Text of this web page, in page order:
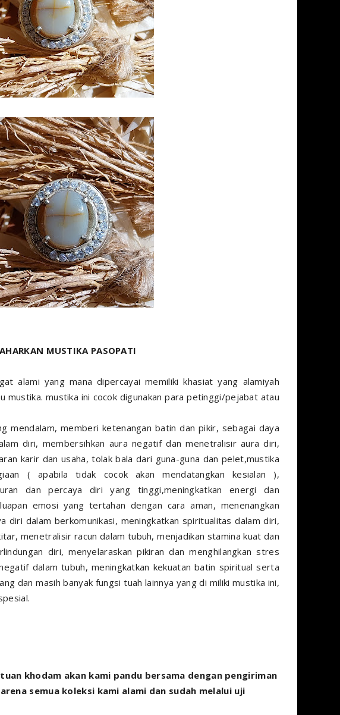
MUSTIKA PASOPATI
alami yang mana dipercayai memiliki khasiat yang alamiyah
mustika. mustika ini cocok digunakan para petinggi/pejabat atau
mendalam, memberi ketenangan batin dan pikir, sebagai daya
diri, membersihkan aura negatif dan menetralisir aura diri,
karir dan usaha, tolak bala dari guna-guna dan pelet,mustika
( apabila tidak cocok akan mendatangkan kesialan ),
dan percaya diri yang tinggi,meningkatkan energi dan
emosi yang tertahan dengan cara aman, menenangkan
diri dalam berkomunikasi, meningkatkan spiritualitas dalam diri,
menetralisir racun dalam tubuh, menjadikan stamina kuat dan
diri, menyelaraskan pikiran dan menghilangkan stres
dalam tubuh, meningkatkan kekuatan batin spiritual serta
dan masih banyak fungsi tuah lainnya yang di miliki mustika ini,
khodam akan kami pandu bersama dengan pengiriman
semua koleksi kami alami dan sudah melalui uji